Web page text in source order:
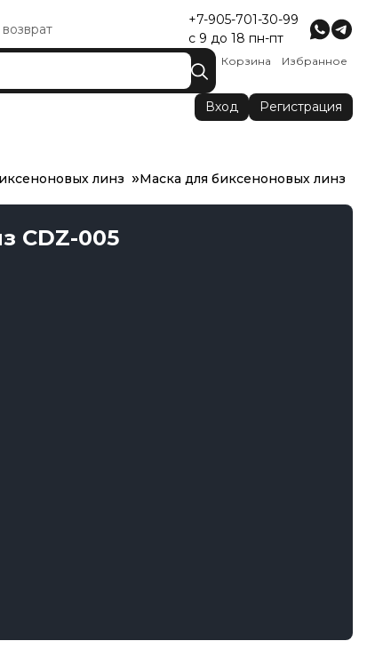
+7-905-701-30-99
с 9 до 18 пн-пт
Корзина Избранное
Вход Регистрация
линз Маска для биксеноновых линз
CDZ-005